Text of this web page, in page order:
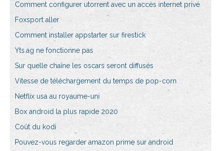
Comment configurer utorrent avec un accès internet privé
Foxsport aller
Comment installer appstarter sur firestick
Yts.ag ne fonctionne pas
Sur quelle chaîne les oscars seront diffusés
Vitesse de téléchargement du temps de pop-corn
Netflix usa au royaume-uni
Box android la plus rapide 2020
Coût du kodi
Pouvez-vous regarder amazon prime sur android